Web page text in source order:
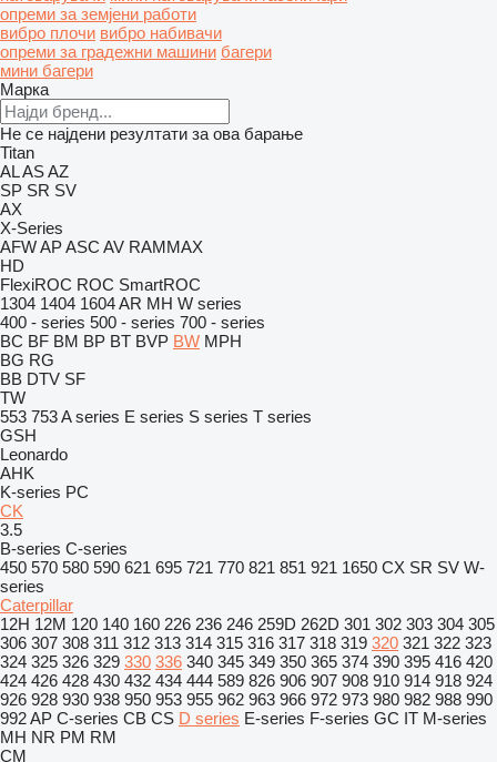
опреми за земјени работи
вибро плочи вибро набивачи
опреми за градежни машини багери
мини багери
Марка
Не се најдени резултати за ова барање
Titan
ALASAZ
SP SR SV
AX
X-Series
AFWAPASC AV RAMMAX
HD
FlexiROC ROC SmartROC
1304 1404 1604AR MH W series
400 - series 500 - series 700 - series
BC BF BM BP BT BVP BW MPH
BG RG
BB DTV SF
TW
553 753A series E series S series T series
GSH
Leonardo
AHK
K-series PC
CK
3.5
B-series C-series
450 570 580 590 621 695 721 770 821 851 921 1650 CX SR SV W-
series
Caterpillar
12H 12M 120 140 160 226 236 246 259D 262D 301 302 303 304 305
306 307 308 311 312 313 314 315 316 317 318 319 320 321 322 323
324 325 326 329 330 336 340 345 349 350 365 374 390 395 416 420
424 426 428 430 432 434 444 589 826 906 907 908 910 914 918 924
926 928 930 938 950 953 955 962 963 966 972 973 980 982 988 990
992AP C-series CB CS D series E-series F-series GC IT M-series
MH NR PM RM
CM